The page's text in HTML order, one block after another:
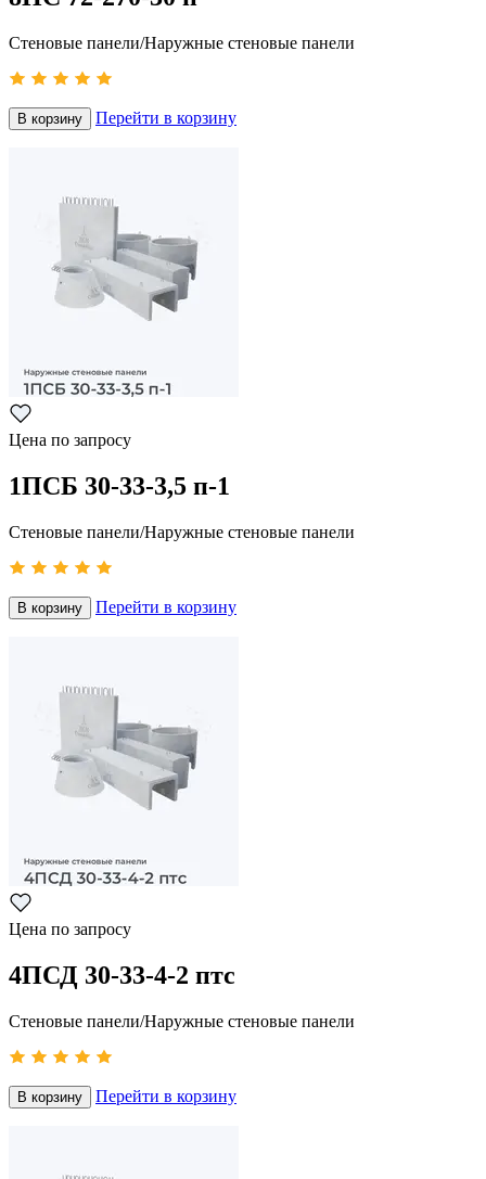
Стеновые панели/Наружные стеновые панели
В корзину Перейти в корзину
Цена по запросу
1ПСБ 30-33-3,5 п-1
Стеновые панели/Наружные стеновые панели
В корзину Перейти в корзину
Цена по запросу
4ПСД 30-33-4-2 птс
Стеновые панели/Наружные стеновые панели
В корзину Перейти в корзину